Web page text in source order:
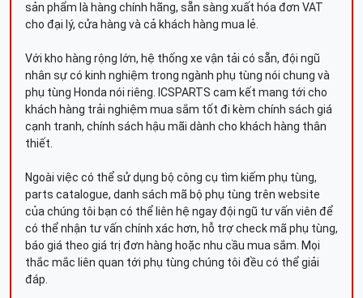
sản phẩm là hàng chính hãng, sẵn sàng xuất hóa đơn VAT
cho đại lý, cửa hàng và cả khách hàng mua lẻ.
Với kho hàng rộng lớn, hệ thống xe vận tải có sẵn, đội ngũ
nhân sự có kinh nghiệm trong ngành phụ tùng nói chung và
phụ tùng Honda nói riêng. ICSPARTS cam kết mang tới cho
khách hàng trải nghiệm mua sắm tốt đi kèm chính sách giá
cạnh tranh, chính sách hậu mãi dành cho khách hàng thân
thiết.
Ngoài việc có thể sử dụng bộ công cụ tìm kiếm phụ tùng,
parts catalogue, danh sách mã bộ phụ tùng trên website
của chúng tôi bạn có thể liên hệ ngay đội ngũ tư vấn viên để
có thể nhận tư vấn chính xác hơn, hỗ trợ check mã phụ tùng,
báo giá theo giá trị đơn hàng hoặc nhu cầu mua sắm. Mọi
thắc mắc liên quan tới phụ tùng chúng tôi đều có thể giải
đáp.